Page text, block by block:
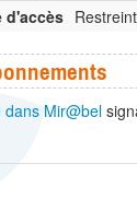
d'accès Restreint
Mir@bel